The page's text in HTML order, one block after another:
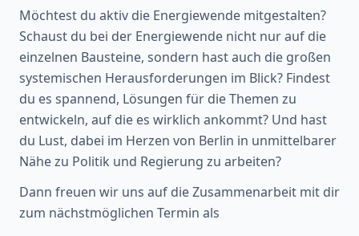
Möchtest du aktiv die Energiewende mitgestalten?
Schaust du bei der Energiewende nicht nur auf die
einzelnen Bausteine, sondern hast auch die großen
systemischen Herausforderungen im Blick? Findest
du es spannend, Lösungen für die Themen zu
entwickeln, auf die es wirklich ankommt? Und hast
du Lust, dabei im Herzen von Berlin in unmittelbarer
Nähe zu Politik und Regierung zu arbeiten?
Dann freuen wir uns auf die Zusammenarbeit mit dir
zum nächstmöglichen Termin als